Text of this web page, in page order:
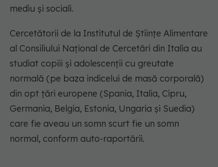
mediu și sociali.
Cercetătorii de la Institutul de Științe Alimentare
al Consiliului Național de Cercetări din Italia au
studiat copiii și adolescenții cu greutate
normală (pe baza indicelui de masă corporală)
din opt țări europene (Spania, Italia, Cipru,
Germania, Belgia, Estonia, Ungaria și Suedia)
care fie aveau un somn scurt fie un somn
normal, conform auto-raportării.